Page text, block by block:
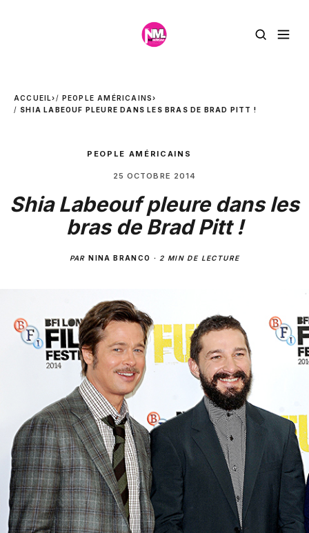
ACCUEIL› PEOPLE AMÉRICAINS›
SHIA LABEOUF PLEURE DANS LES BRAS DE BRAD PITT !
PEOPLE AMÉRICAINS
25 OCTOBRE 2014
Shia Labeouf pleure dans les
bras de Brad Pitt !
PARNINA BRANCO · 2 MIN DE LECTURE